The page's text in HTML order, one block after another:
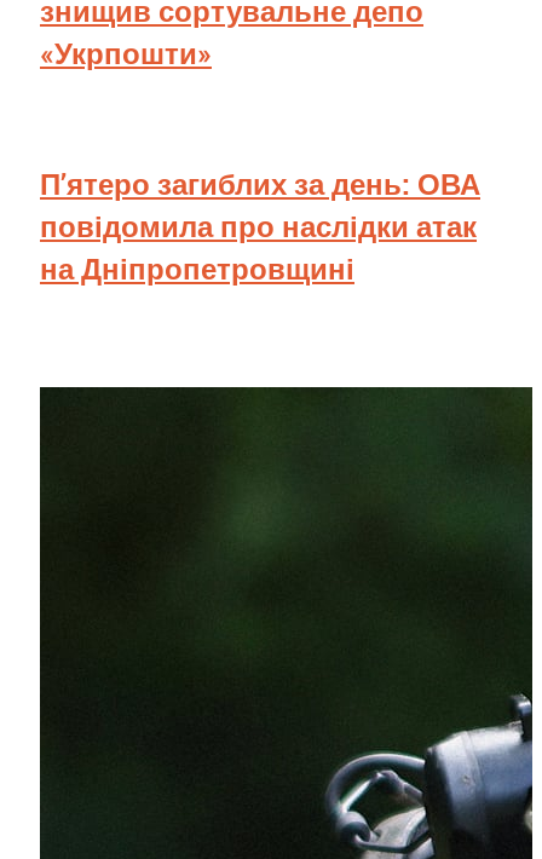
знищив сортувальне депо
«Укрпошти»
П’ятеро загиблих за день: ОВА
повідомила про наслідки атак
на Дніпропетровщині